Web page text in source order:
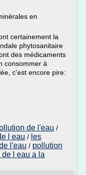
en
certainement la
phytosanitaire
des médicaments
consommer à
c'est encore pire:
de l'eau /
l eau / les
l'eau / pollution
l eau a la